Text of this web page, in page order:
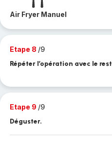
Air Fryer Manuel
Etape 8 /9
Répéter l’opération avec le
Etape 9 /9
Déguster.